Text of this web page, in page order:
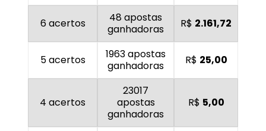
6 acertos
48 apostas
ganhadoras
R$ 2.161,72
5 acertos
1963 apostas
ganhadoras
R$ 25,00
4 acertos
23017
apostas
ganhadoras
R$ 5,00